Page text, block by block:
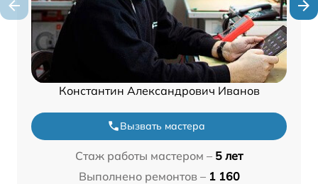
Константин Александрович Иванов
Вызвать мастера
Стаж работы мастером – 5 лет
Выполнено ремонтов – 1 160